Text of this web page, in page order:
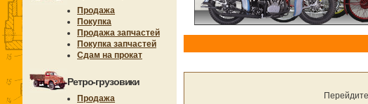
Продажа
Покупка
Продажа запчастей
Покупка запчастей
Сдам на прокат
Ретро-грузовики
Продажа